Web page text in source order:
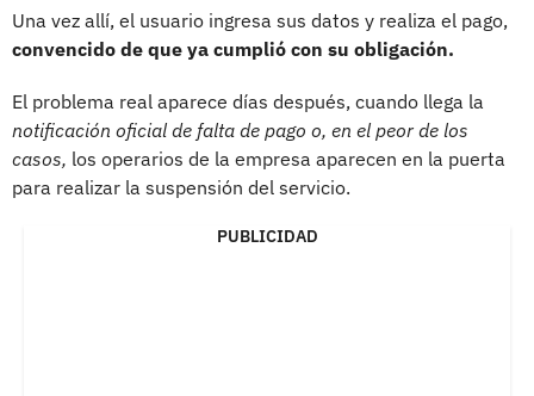
Una vez allí, el usuario ingresa sus datos y realiza el pago,
convencido de que ya cumplió con su obligación.
El problema real aparece días después, cuando llega la
notificación oficial de falta de pago o, en el peor de los
casos, los operarios de la empresa aparecen en la puerta
para realizar la suspensión del servicio.
PUBLICIDAD